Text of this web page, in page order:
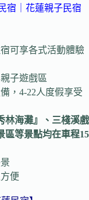
宿 ｜花蓮親子民宿
可享各式活動體驗
子遊戲區
，4-22人度假享受
林海灘』、 三棧溪戲
區等景點均在車程15
便